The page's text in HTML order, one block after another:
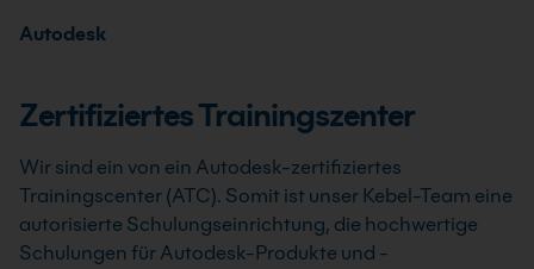
Autodesk
Zertifiziertes Trainingszenter
Wir sind ein von ein Autodesk-zertifiziertes
Trainingscenter (ATC). Somit ist unser Kebel-Team eine
autorisierte Schulungseinrichtung, die hochwertige
Schulungen für Autodesk-Produkte und -